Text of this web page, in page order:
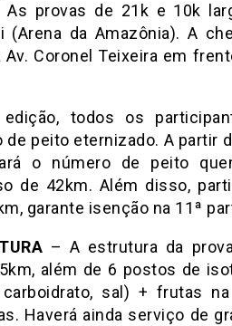
As provas de 21k e 10k
(Arena da Amazônia). A
Av. Coronel Teixeira em
todos os
de peito eternizado. A partir
o número de peito
de 42km. Além disso,
garante isenção na 11ª
– A estrutura da
além de 6 postos de
carboidrato, sal) + frutas
Haverá ainda serviço de